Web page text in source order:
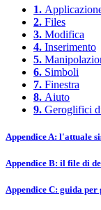
1.
2. Files
3. Modifica
4. Inserimento
5.
6. Simboli
7. Finestra
8. Aiuto
9. Geroglifici
Appendice A: l'attuale
Appendice B: il file di
Appendice C: guida